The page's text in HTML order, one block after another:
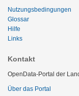
Nutzungsbedingungen
Glossar
Hilfe
Links
Kontakt
OpenData-Portal der
Über das Portal